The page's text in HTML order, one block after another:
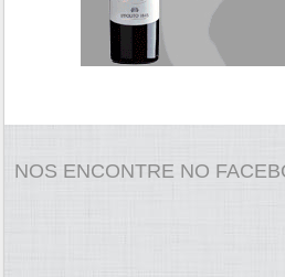
NOS ENCONTRE NO